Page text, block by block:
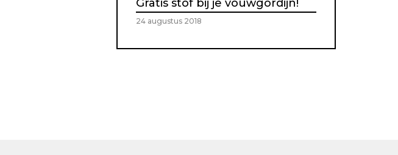
Gratis stof bij je vouwgordijn!
24 augustus 2018